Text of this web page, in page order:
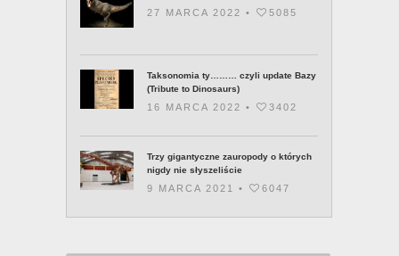
27 MARCA 2022 • 5085
Taksonomia ty……… czyli update Bazy
(Tribute to Dinosaurs)
16 MARCA 2022 • 3402
Trzy gigantyczne zauropody o których
nigdy nie słyszeliście
9 MARCA 2021 • 6047